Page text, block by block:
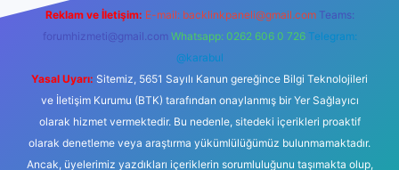
Reklam ve İletişim: E-mail: backlinkpaneli@gmail.com Teams:
forumhizmeti@gmail.com Whatsapp: 0262 606 0 726 Telegram:
@karabul
Yasal Uyarı: Sitemiz, 5651 Sayılı Kanun gereğince Bilgi Teknolojileri
ve İletişim Kurumu (BTK) tarafından onaylanmış bir Yer Sağlayıcı
olarak hizmet vermektedir. Bu nedenle, sitedeki içerikleri proaktif
olarak denetleme veya araştırma yükümlülüğümüz bulunmamaktadır.
Ancak, üyelerimiz yazdıkları içeriklerin sorumluluğunu taşımakta olup,